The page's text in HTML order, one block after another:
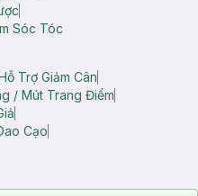
Sóc Tóc
Trợ Giảm Cân
/ Mút Trang Điểm
Cạo